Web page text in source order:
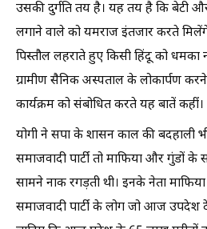
उसकी दुर्गति तय है। यह तय है कि बेटी
लगाने वाले को यमराज इंतजार करते
पिस्तौल लहराते हुए किसी हिंदू को
ग्रामीण सैनिक अस्पताल के लोकार्पण
कार्यक्रम को संबोधित करते यह बातें कहीं।
योगी ने सपा के शासन काल की बदहाली
समाजवादी पार्टी तो माफिया और गुंडों
सामने नाक रगड़ती थी। इनके नेता
समाजवादी पार्टी के लोग जो आज उपदेश